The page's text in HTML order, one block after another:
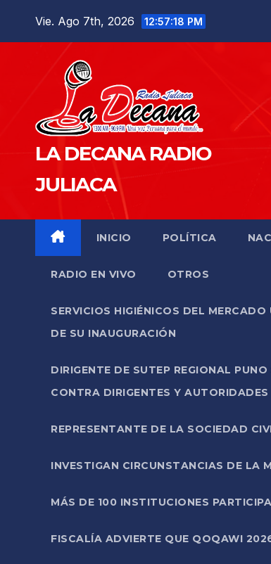
Vie. Ago 7th, 2026 12:57:19 PM
LA DECANA RADIO
JULIACA
INICIO POLÍTICA
RADIO EN VIVO OTROS
SERVICIOS HIGIÉNICOS DEL
DE SU INAUGURACIÓN
DIRIGENTE DE SUTEP REGIONAL
CONTRA DIRIGENTES Y
REPRESENTANTE DE LA SOCIEDAD
INVESTIGAN CIRCUNSTANCIAS DE LA
MÁS DE 100 INSTITUCIONES
FISCALÍA ADVIERTE QUE QOQAWI